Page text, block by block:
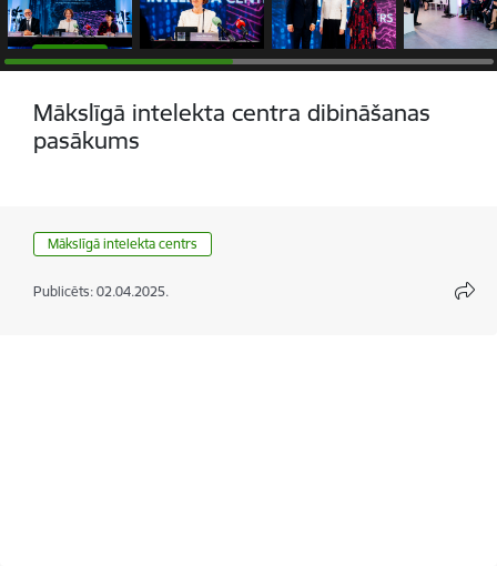
Mākslīgā intelekta centra dibināšanas
pasākums
Mākslīgā intelekta centrs
Publicēts: 02.04.2025.